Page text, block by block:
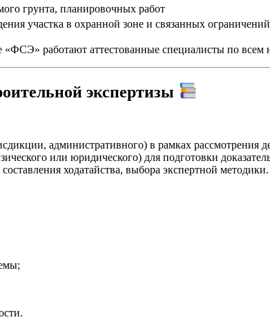
грунта, планировочных работ
участка в охранной зоне и связанных ограничений
работают аттестованные специалисты по всем
экспертизы
административного) в рамках рассмотрения
или юридического) для подготовки
ходатайства, выбора экспертной методики.